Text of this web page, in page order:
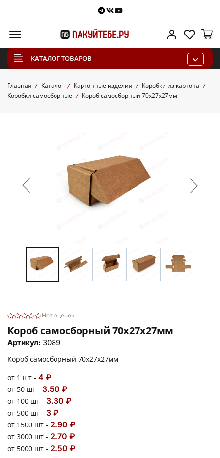
Telegram
VKontakte
Youtube
Личный
КАТАЛОГ ТОВАРОВ
Главная Каталог Картонные изделия
Коробки из картона
Коробки самосборные
Короб самосборный 70х27х27мм
Нет оценок
Короб самосборный 70х27х27мм
Артикул: 3089
Короб самосборный 70х27х27мм
от 1 шт - 4 ₽
от 50 шт - 3.50 ₽
от 100 шт - 3.30 ₽
от 500 шт - 3 ₽
от 1500 шт - 2.90 ₽
от 3000 шт - 2.70 ₽
от 5000 шт - 2.50 ₽